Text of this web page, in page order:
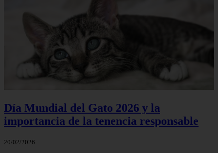
Día Mundial del Gato 2026 y la
importancia de la tenencia responsable
20/02/2026